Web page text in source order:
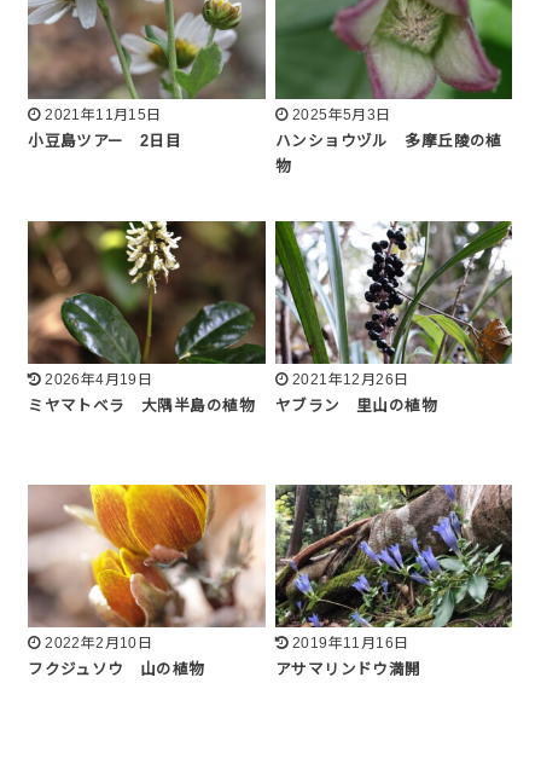
2021年11月15日
小豆島ツアー 2日目
2025年5月3日
ハンショウヅル 多摩丘陵の植
物
2026年4月19日
ミヤマトベラ 大隅半島の植物
2021年12月26日
ヤブラン 里山の植物
2022年2月10日
フクジュソウ 山の植物
2019年11月16日
アサマリンドウ満開